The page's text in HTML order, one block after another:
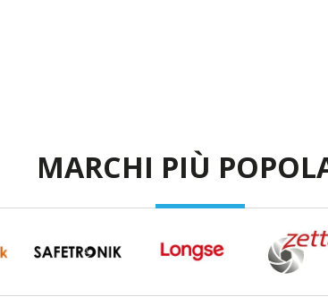
MARCHI PIÙ